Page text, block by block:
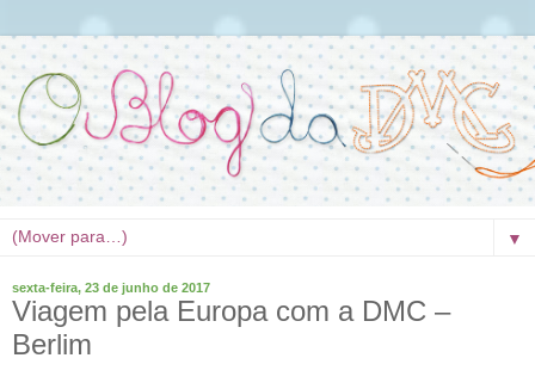
▼
sexta-feira, 23 de junho de 2017
Viagem pela Europa com a DMC –
Berlim